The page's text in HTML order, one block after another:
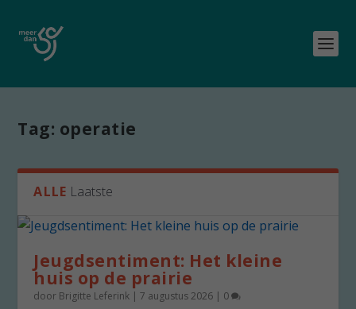
Tag: operatie
ALLE Laatste
Jeugdsentiment: Het kleine
huis op de prairie
door Brigitte Leferink |7 augustus 2026 | 0